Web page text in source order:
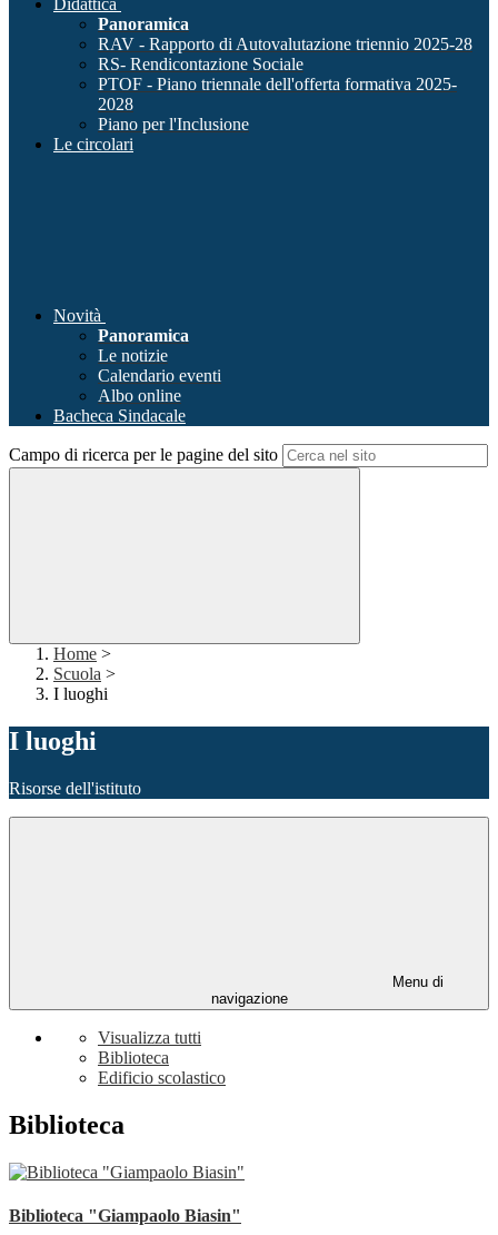
Didattica
Panoramica
RAV - Rapporto di Autovalutazione triennio 2025-28
RS- Rendicontazione Sociale
PTOF - Piano triennale dell'offerta formativa 2025-
2028
Piano per l'Inclusione
Le circolari
Novità
Panoramica
Le notizie
Calendario eventi
Albo online
Bacheca Sindacale
Campo di ricerca per le pagine del sito
Home >
Scuola >
I luoghi
I luoghi
Risorse dell'istituto
Menu di
navigazione
Visualizza tutti
Biblioteca
Edificio scolastico
Biblioteca
Biblioteca "Giampaolo Biasin"